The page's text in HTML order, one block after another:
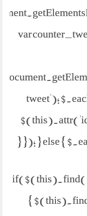
var
tweet');
}); } else {
{